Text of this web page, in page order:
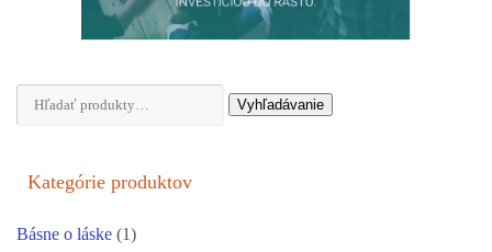
Hľadať: Vyhľadávanie
Kategórie produktov
Básne o láske (1)